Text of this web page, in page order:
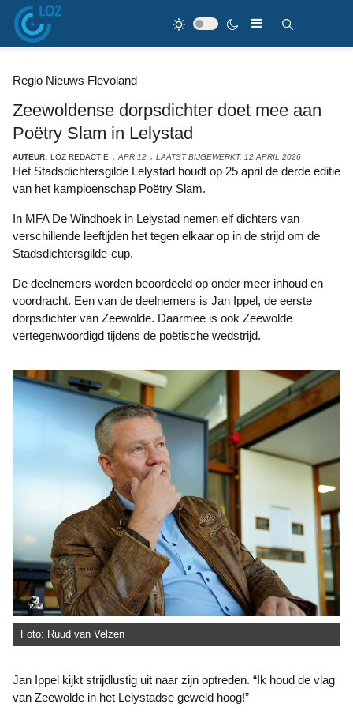
Regio Nieuws Flevoland
Zeewoldense dorpsdichter doet mee aan
Poëtry Slam in Lelystad
AUTEUR: LOZ REDACTIE APR 12 LAATST BIJGEWERKT: 12 APRIL 2026
Het Stadsdichtersgilde Lelystad houdt op 25 april de derde editie
van het kampioenschap Poëtry Slam.
In MFA De Windhoek in Lelystad nemen elf dichters van
verschillende leeftijden het tegen elkaar op in de strijd om de
Stadsdichtersgilde-cup.
De deelnemers worden beoordeeld op onder meer inhoud en
voordracht. Een van de deelnemers is Jan Ippel, de eerste
dorpsdichter van Zeewolde. Daarmee is ook Zeewolde
vertegenwoordigd tijdens de poëtische wedstrijd.
Foto: Ruud van Velzen
Jan Ippel kijkt strijdlustig uit naar zijn optreden. “Ik houd de vlag
van Zeewolde in het Lelystadse geweld hoog!”